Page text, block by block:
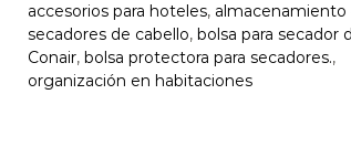
accesorios para hoteles, almacenamiento
secadores de cabello, bolsa para secador
Conair, bolsa protectora para secadores.,
organización en habitaciones